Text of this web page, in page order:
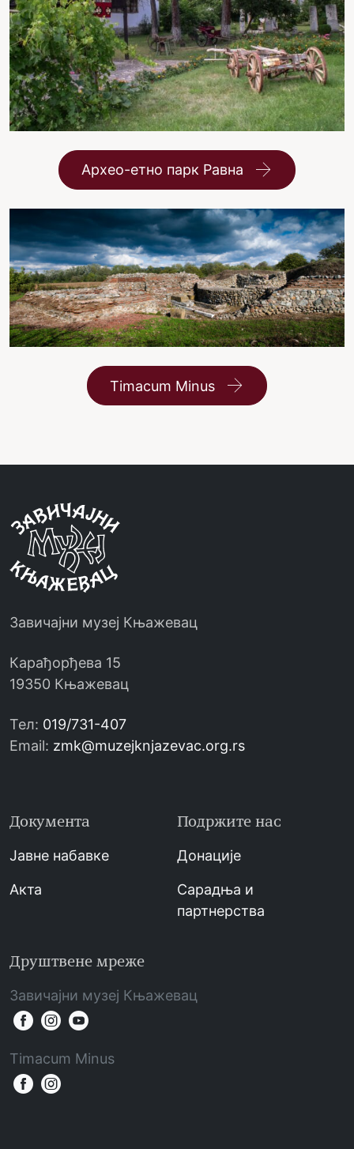
Архео-етно парк Равна
Timacum Minus
Завичајни музеј Књажевац
Карађорђева 15
19350 Књажевац
Тел: 019/731-407
Email: zmk@muzejknjazevac.org.rs
Документа
Јавне набавке
Акта
Подржите нас
Донације
Сарадња и
партнерства
Друштвене мреже
Завичајни музеј Књажевац
Timacum Minus